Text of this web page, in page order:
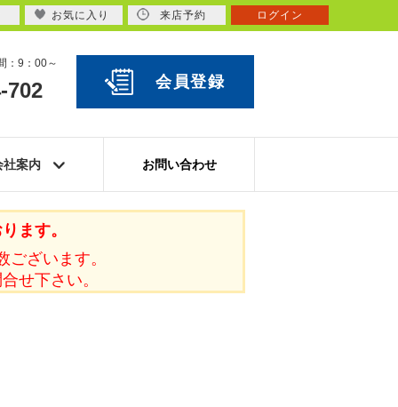
：9：00～
702 会員登録
社案内 お問い合わせ
ます。
ざいます。
せ下さい。
お気に入り 来店予約 ログイン